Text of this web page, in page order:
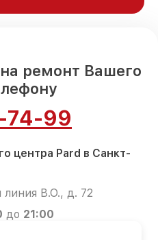
ремонт Вашего
74-99
центра Pard в Санкт-
линия В.О., д. 72
до 21:00